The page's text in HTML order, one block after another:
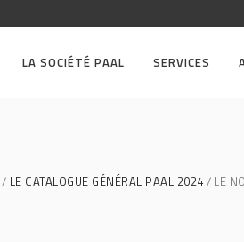
LA SOCIÉTÉ PAAL SERVICES
LE CATALOGUE GÉNÉRAL PAAL 2024 LE